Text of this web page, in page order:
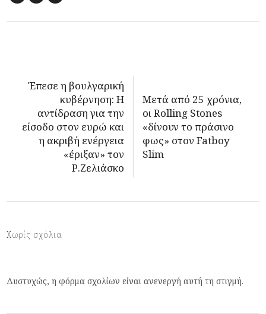
Έπεσε η βουλγαρική
κυβέρνηση: H
αντίδραση για την
είσοδο στον ευρώ και
η ακριβή ενέργεια
«έριξαν» τον
Ρ.Ζελιάσκο
Μετά από 25 χρόνια,
οι Rolling Stones
«δίνουν το πράσινο
φως» στον Fatboy
Slim
Χωρίς σχόλια
Δυστυχώς, η φόρμα σχολίων είναι ανενεργή αυτή τη στιγμή.